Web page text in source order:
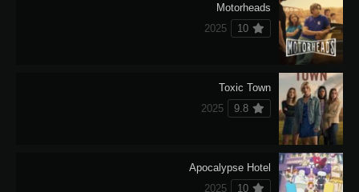
Motorheads
10
2025
Toxic Town
9.8
2025
Apocalypse Hotel
10
2025